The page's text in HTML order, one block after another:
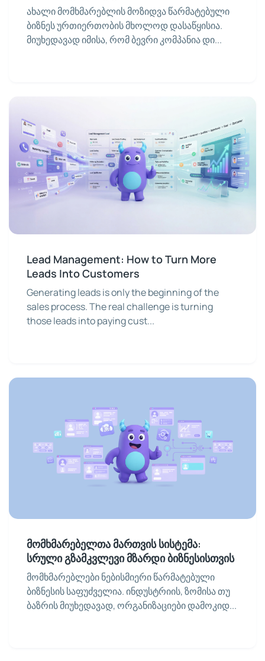
ახალი მომხმარებლის მოზიდვა წარმატებული
ბიზნეს ურთიერთობის მხოლოდ დასაწყისია.
მიუხედავად იმისა, რომ ბევრი კომპანია დი...
Lead Management: How to Turn More
Leads Into Customers
Generating leads is only the beginning of the
sales process. The real challenge is turning
those leads into paying cust...
მომხმარებელთა მართვის სისტემა:
სრული გზამკვლევი მზარდი ბიზნესისთვის
მომხმარებლები ნებისმიერი წარმატებული
ბიზნესის საფუძველია. ინდუსტრიის, ზომისა თუ
ბაზრის მიუხედავად, ორგანიზაციები დამოკიდ...